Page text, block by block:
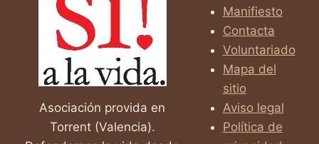
Asociación provida en
Torrent (Valencia).
Manifiesto
Contacta
Voluntariado
Mapa del
sitio
Aviso legal
Política de